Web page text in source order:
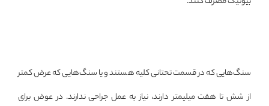
سنگ‌هایی که در قسمت تحتانی کلیه هستند و یا سنگ‌هایی که عرض کمتر
از شش تا هفت میلیمتر دارند، نیاز به عمل جراحی ندارند. در عوض برای